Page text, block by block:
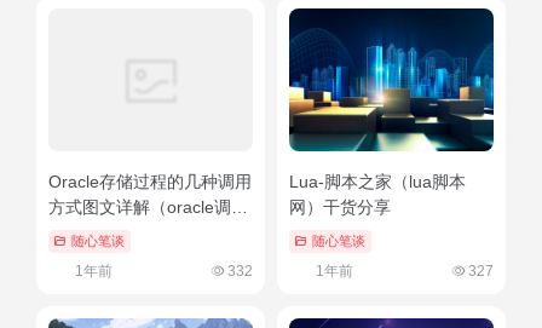
Oracle存储过程的几种调用
方式图文详解（oracle调用
存储过程带输出参数）难以
随心笔谈
1年前 332
Lua-脚本之家（lua脚本
网）干货分享
随心笔谈
1年前 327